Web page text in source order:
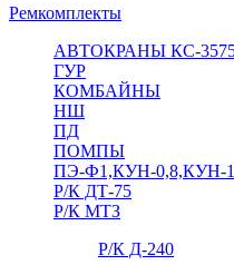
Ремкомплекты
АВТОКРАНЫ КС-
ГУР
КОМБАЙНЫ
НШ
ПД
ПОМПЫ
ПЭ-Ф1,КУН-0,8,КУН-
Р/К ДТ-75
Р/К МТЗ
Р/К Д-240